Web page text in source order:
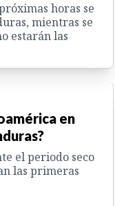
horas se
mientras se
estarán las
en
el periodo seco
las primeras